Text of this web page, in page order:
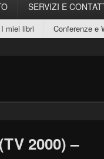
SERVIZI E
I miei libri Conferenze e
2000) –